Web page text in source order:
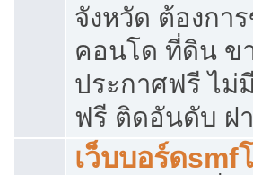
จังหวัด ต้องกา
คอนโด ที่ดิน ข
ประกาศฟรี ไม่
ฟรี ติดอันดับ ฝ
เว็บบอร์ดsmf